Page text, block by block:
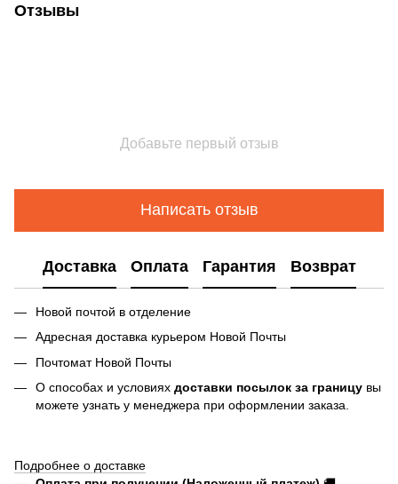
Отзывы
Добавьте первый отзыв
Написать отзыв
Доставка Оплата Гарантия Возврат
Новой почтой в отделение
Адресная доставка курьером Новой Почты
Почтомат Новой Почты
О способах и условиях доставки посылок за границу вы
можете узнать у менеджера при оформлении заказа.
Подробнее о доставке